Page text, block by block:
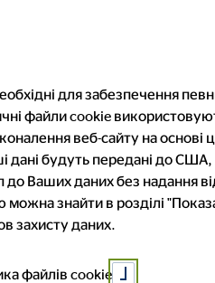
для забезпечення
файли cookie
веб-сайту на основі
дані будуть передані до
до Ваших даних без надання
знайти в розділі
захисту даних.
файлів cookie